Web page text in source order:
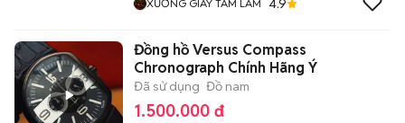
XƯỞNG GIÀY TAM LÂM
Đồng hồ Versus Compass
Chronograph Chính Hãng Ý
Đã sử dụng Đồ nam
1.500.000 đ